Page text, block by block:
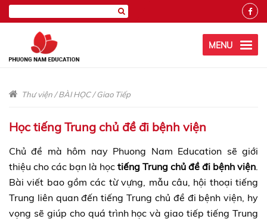
MENU
Thư viện/BÀI HỌC/Giao Tiếp
Học tiếng Trung chủ đề đi bệnh viện
Chủ đề mà hôm nay Phuong Nam Education sẽ giới
thiệu cho các bạn là học tiếng Trung chủ đề đi bệnh viện.
Bài viết bao gồm các từ vựng, mẫu câu, hội thoại tiếng
Trung liên quan đến tiếng Trung chủ đề đi bệnh viện, hy
vọng sẽ giúp cho quá trình học và giao tiếp tiếng Trung